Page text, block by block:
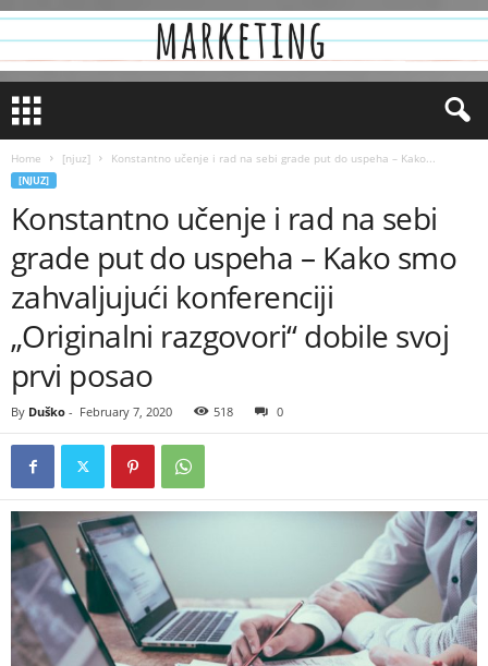
Home [njuz] Konstantno učenje i rad na sebi grade put do uspeha – Kako...
[NJUZ]
Konstantno učenje i rad na sebi
grade put do uspeha – Kako smo
zahvaljujući konferenciji
„Originalni razgovori“ dobile svoj
prvi posao
By Duško - February 7, 2020 518 0